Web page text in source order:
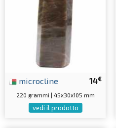
14€
microcline
220 grammi | 45x30x105 mm
vedi il prodotto